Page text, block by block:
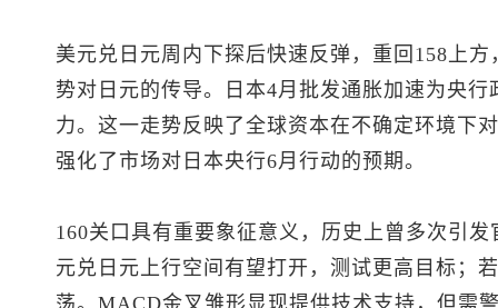
美元兑日元周内下探后快速反弹，重回158上
势对日元的传导。日本4月批发通胀加速为央
力。这一走势反映了全球资本在不确定环境下
强化了市场对日本央行6月行动的预期。
160关口具有重要象征意义，历史上曾多次引
元兑日元上行空间有望打开，测试更高目标；